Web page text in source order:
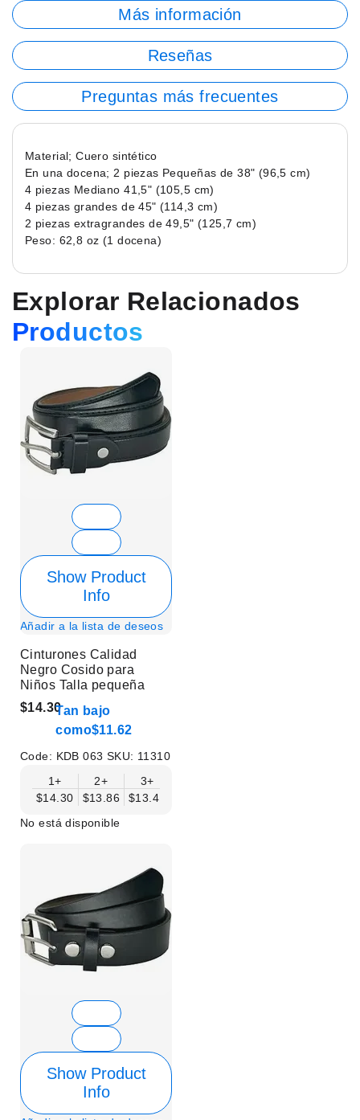
Más información
Reseñas
Preguntas más frecuentes
Material; Cuero sintético
En una docena; 2 piezas Pequeñas de 38" (96,5 cm)
4 piezas Mediano 41,5" (105,5 cm)
4 piezas grandes de 45" (114,3 cm)
2 piezas extragrandes de 49,5" (125,7 cm)
Peso: 62,8 oz (1 docena)
Explorar Relacionados
Productos
Show Product
Info
Añadir a la lista de deseos
Cinturones Calidad
Negro Cosido para
Niños Talla pequeña
$14.30Tan bajo
como$11.62
Code: KDB 063 SKU: 11310
1+
$14.30
2+
$13.86
3+
$13.41
No está disponible
Show Product
Info